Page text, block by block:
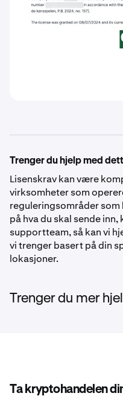
Trenger du hjelp med
Lisenskrav kan være
virksomheter som
reguleringsområder
på hva du skal sende
supportteam, så kan vi
vi trenger basert på din
lokasjoner.
Trenger du mer
Ta kryptohandelen